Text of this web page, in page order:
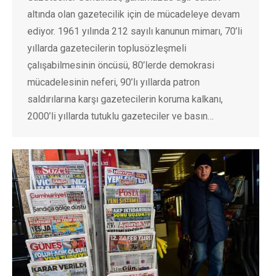
altında olan gazetecilik için de mücadeleye devam
ediyor. 1961 yılında 212 sayılı kanunun mimarı, 70’li
yıllarda gazetecilerin toplusözleşmeli
çalışabilmesinin öncüsü, 80’lerde demokrasi
mücadelesinin neferi, 90’lı yıllarda patron
saldırılarına karşı gazetecilerin koruma kalkanı,
2000’li yıllarda tutuklu gazeteciler ve basın…